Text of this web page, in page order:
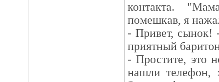
контакта.
помешкав, я
- Привет, сынок!
приятный
- Простите, это
нашли телефон,